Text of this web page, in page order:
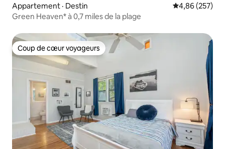
Appartement · Destin Note
4,86 (257)
Green Heaven* à 0,7 miles de la plage
Coup de cœur voyageurs
Coup de cœur voyageurs